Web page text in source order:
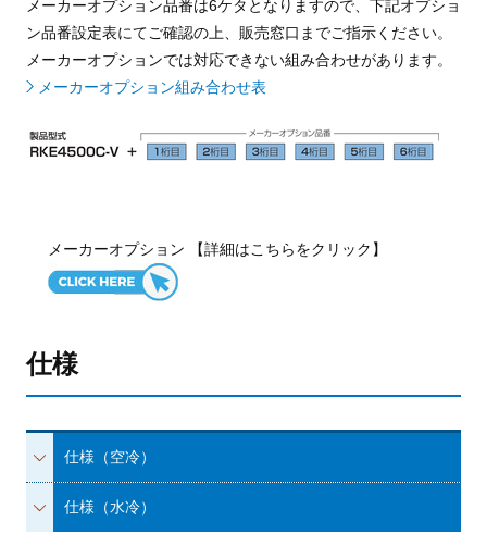
メーカーオプション品番は6ケタとなりますので、下記オプショ
ン品番設定表にてご確認の上、販売窓口までご指示ください。
メーカーオプションでは対応できない組み合わせがあります。
メーカーオプション組み合わせ表
メーカーオプション 【詳細はこちらをクリック】
仕様
仕様（空冷）
仕様（水冷）